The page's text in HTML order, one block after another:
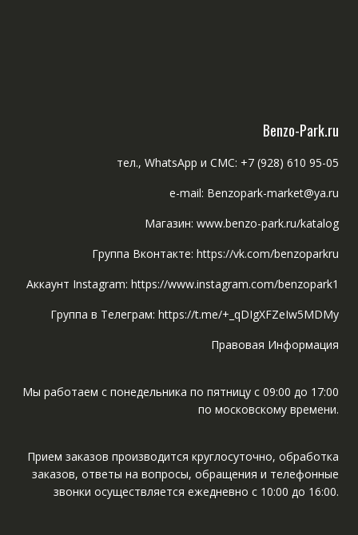
Benzo-Park.ru
тел., WhatsApp и СМС: +7 (928) 610 95-05
e-mail: Benzopark-market@ya.ru
Магазин: www.benzo-park.ru/katalog
Группа Вконтакте: https://vk.com/benzoparkru
Аккаунт Instagram: https://www.instagram.com/benzopark1
Группа в Телеграм: https://t.me/+_qDIgXFZeIw5MDMy
Правовая Информация
Мы работаем с понедельника по пятницу с 09:00 до 17:00
по московскому времени.
Прием заказов производится круглосуточно, обработка
заказов, ответы на вопросы, обращения и телефонные
звонки осуществляется ежедневно с 10:00 до 16:00.